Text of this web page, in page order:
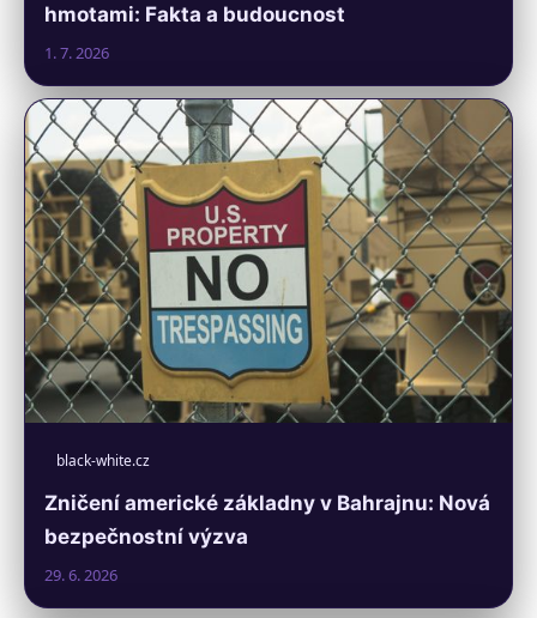
hmotami: Fakta a budoucnost
1. 7. 2026
black-white.cz
Zničení americké základny v Bahrajnu: Nová
bezpečnostní výzva
29. 6. 2026